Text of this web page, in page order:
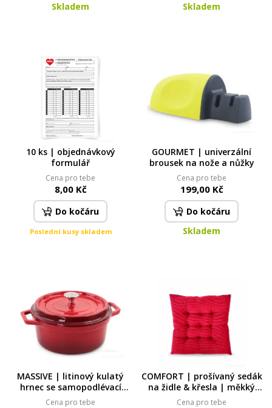
Skladem
Skladem
10 ks | objednávkový
formulář
Cena pro tebe
8,00 Kč
Do kočáru
Poslední kusy skladem
GOURMET | univerzální
brousek na nože a nůžky
Cena pro tebe
199,00 Kč
Do kočáru
Skladem
MASSIVE | litinový kulatý
hrnec se samopodlévací
poklicí | CASSEROLE | 3,5 L
Cena pro tebe
COMFORT | prošívaný sedák
na židle & křesla | měkký
sedák s vázáním | vínový |
Cena pro tebe